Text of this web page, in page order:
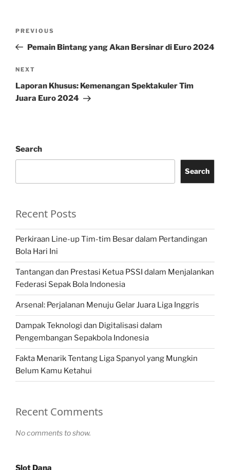
Previous
Post
PREVIOUS
Pemain Bintang yang Akan Bersinar di Euro 2024
Next
Post
NEXT
Laporan Khusus: Kemenangan Spektakuler Tim
Juara Euro 2024
Search
Search
Recent Posts
Perkiraan Line-up Tim-tim Besar dalam Pertandingan
Bola Hari Ini
Tantangan dan Prestasi Ketua PSSI dalam Menjalankan
Federasi Sepak Bola Indonesia
Arsenal: Perjalanan Menuju Gelar Juara Liga Inggris
Dampak Teknologi dan Digitalisasi dalam
Pengembangan Sepakbola Indonesia
Fakta Menarik Tentang Liga Spanyol yang Mungkin
Belum Kamu Ketahui
Recent Comments
No comments to show.
Slot Dana